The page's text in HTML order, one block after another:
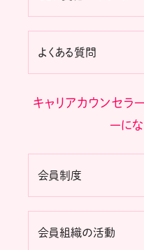
よくある質問
キャリアカウンセラ
ーに
会員制度
会員組織の活動